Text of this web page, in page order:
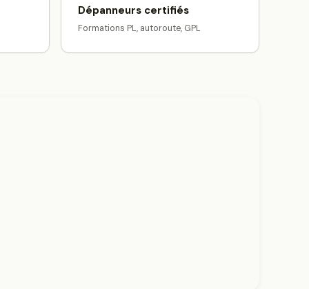
Dépanneurs certifiés
Formations PL, autoroute, GPL